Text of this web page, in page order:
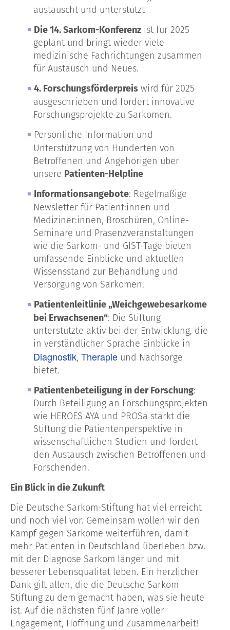
austauscht und unterstützt
Die 14. Sarkom-Konferenz ist für 2025
geplant und bringt wieder viele
medizinische Fachrichtungen zusammen
für Austausch und Neues.
4. Forschungsförderpreis wird für 2025
ausgeschrieben und fördert innovative
Forschungsprojekte zu Sarkomen.
Persönliche Information und
Unterstützung von Hunderten von
Betroffenen und Angehörigen über
unsere Patienten-Helpline
Informationsangebote: Regelmäßige
Newsletter für Patient:innen und
Mediziner:innen, Broschüren, Online-
Seminare und Präsenzveranstaltungen
wie die Sarkom- und GIST-Tage bieten
umfassende Einblicke und aktuellen
Wissensstand zur Behandlung und
Versorgung von Sarkomen.
Patientenleitlinie „Weichgewebesarkome
bei Erwachsenen“: Die Stiftung
unterstützte aktiv bei der Entwicklung, die
in verständlicher Sprache Einblicke in
Diagnostik, Therapie und Nachsorge
bietet.
Patientenbeteiligung in der Forschung:
Durch Beteiligung an Forschungsprojekten
wie HEROES AYA und PROSa stärkt die
Stiftung die Patientenperspektive in
wissenschaftlichen Studien und fördert
den Austausch zwischen Betroffenen und
Forschenden.
Ein Blick in die Zukunft
Die Deutsche Sarkom-Stiftung hat viel erreicht
und noch viel vor. Gemeinsam wollen wir den
Kampf gegen Sarkome weiterführen, damit
mehr Patienten in Deutschland überleben bzw.
mit der Diagnose Sarkom länger und mit
besserer Lebensqualität leben. Ein herzlicher
Dank gilt allen, die die Deutsche Sarkom-
Stiftung zu dem gemacht haben, was sie heute
ist. Auf die nächsten fünf Jahre voller
Engagement, Hoffnung und Zusammenarbeit!